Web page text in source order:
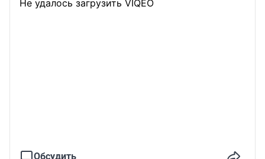
Не удалось загрузить VIQEO
Обсудить